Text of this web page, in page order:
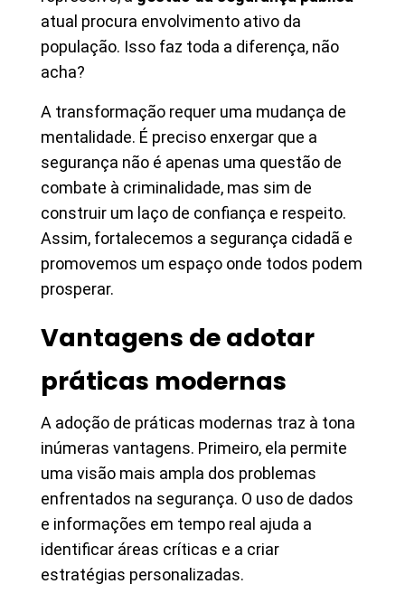
atual procura envolvimento ativo da
população. Isso faz toda a diferença, não
acha?
A transformação requer uma mudança de
mentalidade. É preciso enxergar que a
segurança não é apenas uma questão de
combate à criminalidade, mas sim de
construir um laço de confiança e respeito.
Assim, fortalecemos a segurança cidadã e
promovemos um espaço onde todos podem
prosperar.
Vantagens de adotar
práticas modernas
A adoção de práticas modernas traz à tona
inúmeras vantagens. Primeiro, ela permite
uma visão mais ampla dos problemas
enfrentados na segurança. O uso de dados
e informações em tempo real ajuda a
identificar áreas críticas e a criar
estratégias personalizadas.